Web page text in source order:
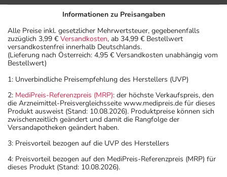
Epilepsie-
Folgebehandlung:
Erwachsene
2-4
Tabletten
2-mal
Trigeminus-Neuralgie,
Glossopharyngeusneuralgie
Tabletten
Trigeminus-Neuralgie,
Glossopharyngeusneuralgie
- Folgebehandlung:
Erwachsene
2-3
Tabletten
1-2
Diabetische Neuropathie:
Informationen zu Preisangaben
Alle Preise inkl. gesetzlicher Mehrwertsteuer, gegebenenfalls
zuzüglich 3,99 € Versandkosten, ab 34,99 € Bestellwert
versandkostenfrei innerhalb Deutschlands.
(Lieferung nach Österreich: 4,95 € Versandkosten unabhängig vom
Bestellwert)
1: Unverbindliche Preisempfehlung des Herstellers (UVP)
2: MediPreis-Referenzpreis (MRP): der höchste Verkaufspreis, den
die Arzneimittel-Preisvergleichsseite www.medipreis.de für dieses
Produkt ausweist (Stand: 10.08.2026). Produktpreise können sich
zwischenzeitlich geändert und damit die Rangfolge der
Versandapotheken geändert haben.
3: Preisvorteil bezogen auf die UVP des Herstellers
4: Preisvorteil bezogen auf den MediPreis-Referenzpreis (MRP) für
dieses Produkt (Stand: 10.08.2026).